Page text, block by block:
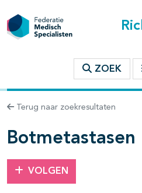
ZOEK
Terug naar zoekresultaten
Botmetastasen
VOLGEN
binnen deze richtlijn